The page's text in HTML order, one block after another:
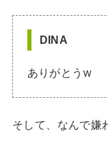
DINA
ありがとうw
そして、なんで嫌